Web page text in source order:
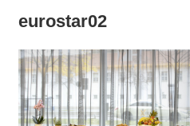
eurostar02